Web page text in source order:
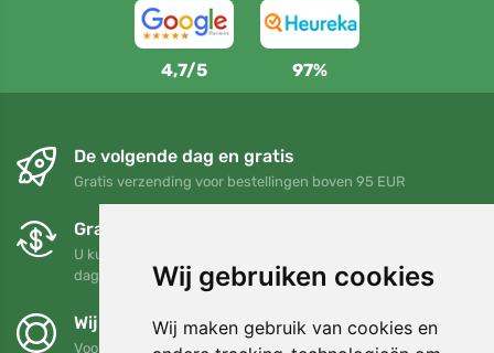
Wij gebruiken cookies
Wij maken gebruik van cookies en
4,7/5 97%
De volgende dag en gratis
Gratis verzending voor bestellingen boven 95 EUR
Gratis ruilen en retourneren
U kunt uw bestelling op elk gewenst moment binnen 90
dagen retourneren of ruilen
Wij steunen Trees.org
Voor elke bestelling planten we een boom! Lees meer Over